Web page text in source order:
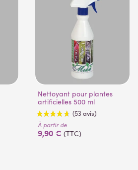
Nettoyant pour plantes
artificielles 500 ml
À partir de
9,90 € (TTC)